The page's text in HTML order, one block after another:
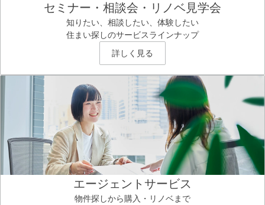
セミナー・相談会・リノベ見学会
知りたい、相談したい、体験したい
住まい探しのサービスラインナップ
詳しく見る
エージェントサービス
物件探しから購入・リノベまで